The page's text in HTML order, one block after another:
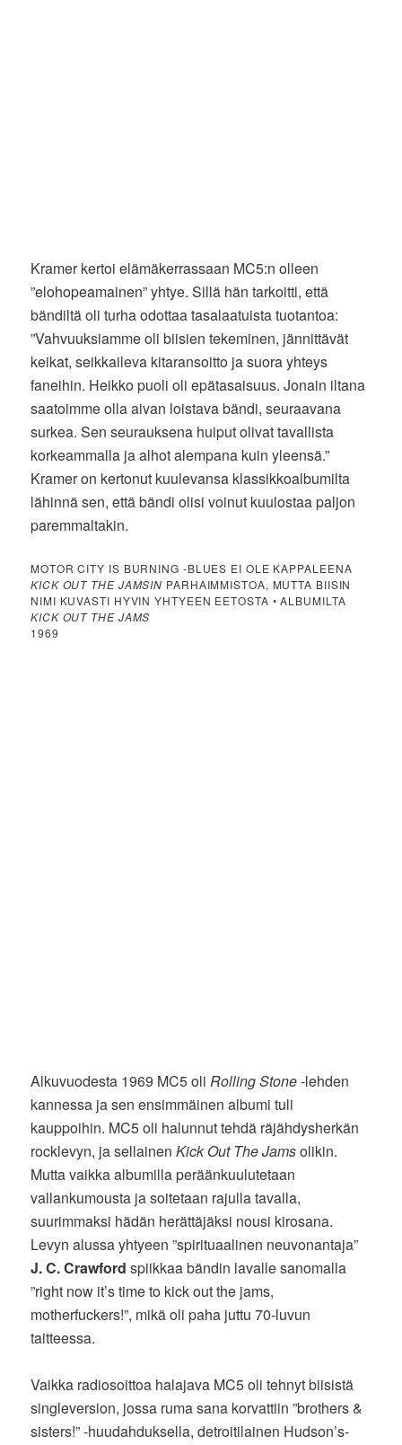
Kramer kertoi elämäkerrassaan MC5:n olleen
”elohopeamainen” yhtye. Sillä hän tarkoitti, että
bändiltä oli turha odottaa tasalaatuista tuotantoa:
”Vahvuuksiamme oli biisien tekeminen, jännittävät
keikat, seikkaileva kitaransoitto ja suora yhteys
faneihin. Heikko puoli oli epätasaisuus. Jonain iltana
saatoimme olla aivan loistava bändi, seuraavana
surkea. Sen seurauksena huiput olivat tavallista
korkeammalla ja alhot alempana kuin yleensä.”
Kramer on kertonut kuulevansa klassikkoalbumilta
lähinnä sen, että bändi olisi voinut kuulostaa paljon
paremmaltakin.
MOTOR CITY IS BURNING -BLUES EI OLE KAPPALEENA
KICK OUT THE JAMSIN PARHAIMMISTOA, MUTTA BIISIN
NIMI KUVASTI HYVIN YHTYEEN EETOSTA • ALBUMILTA
KICK OUT THE JAMS
1969
Alkuvuodesta 1969 MC5 oli Rolling Stone-lehden
kannessa ja sen ensimmäinen albumi tuli
kauppoihin. MC5 oli halunnut tehdä räjähdysherkän
rocklevyn, ja sellainenKick Out The Jamsolikin.
Mutta vaikka albumilla peräänkuulutetaan
vallankumousta ja soitetaan rajulla tavalla,
suurimmaksi hädän herättäjäksi nousi kirosana.
Levyn alussa yhtyeen ”spirituaalinen neuvonantaja”
J. C. Crawford spiikkaa bändin lavalle sanomalla
”right now it’s time to kick out the jams,
motherfuckers!”, mikä oli paha juttu 70-luvun
taitteessa.
Vaikka radiosoittoa halajava MC5 oli tehnyt biisistä
singleversion, jossa ruma sana korvattiin ”brothers &
sisters!” -huudahduksella, detroitilainen Hudson’s-